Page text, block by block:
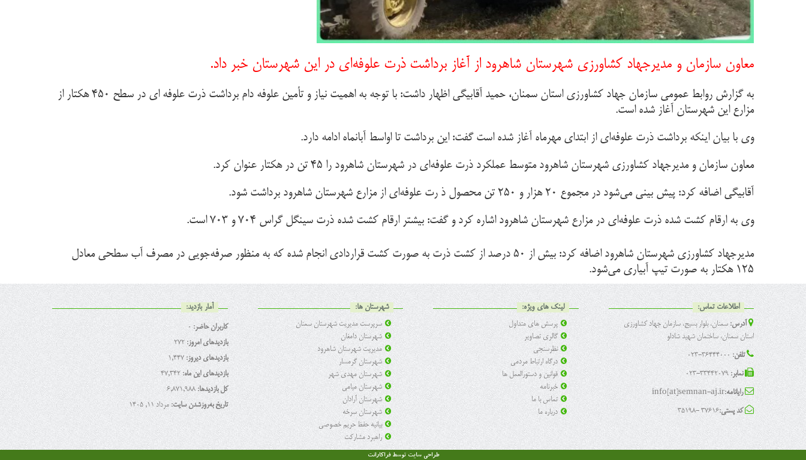
معاون سازمان و مدیرجهاد کشاورزی شهرستان شاهرود از آغاز برداشت ذرت علوفه‌ای در این شهرستان خبر داد.
به گزارش روابط عمومی سازمان جهاد کشاورزی استان سمنان، حمید آقابیگی اظهار داشت: با توجه به اهمیت نیاز و تأمین علوفه دام برداشت ذرت علوفه ای در سطح ۴۵۰ هکتار از
مزارع این شهرستان آغاز شده است.
وی با بیان اینکه برداشت ذرت علوفه‌ای از ابتدای مهرماه آغاز شده است گفت: این برداشت تا اواسط آبانماه ادامه دارد.
معاون سازمان و مدیرجهاد کشاورزی شهرستان شاهرود متوسط عملکرد ذرت علوفه‌ای در شهرستان شاهرود را ۴۵ تن در هکتار عنوان کرد.
آقابیگی اضافه کرد: پیش بینی می‌شود در مجموع ۲۰ هزار و ۲۵۰ تن محصول ذ رت علوفه‌ای از مزارع شهرستان شاهرود برداشت شود.
وی به ارقام کشت شده ذرت علوفه‌ای در مزارع شهرستان شاهرود اشاره کرد و گفت: بیشتر ارقام کشت شده ذرت سینگل گراس ۷۰۴ و ۷۰۳ است.
مدیرجهاد کشاورزی شهرستان شاهرود اضافه کرد: بیش از ۵۰ درصد از کشت ذرت به صورت کشت قراردادی انجام شده که به منظور صرفه‌جویی در مصرف آب سطحی معادل
۱۲۵ هکتار به صورت تیپ آبیاری می‌شود.
اطلاعات تماس:
آدرس:سمنان، بلوار بسیج، سازمان جهاد کشاورزی
استان سمنان، ساختمان شهید شادلو
تلفن: 36444000-023
نمابر: 33442079-023
رایانامه:info[at]semnan-aj.ir
کد پستی:37616 -35198
آمار بازدید:
کاربران حاضر: 0
بازدیدهای امروز:272
بازدیدهای دیروز:1,447
بازدیدهای این ماه:47,342
کل بازدیدها:6,871,988
تاریخ به‌روزشدن سایت:مرداد ۱۱, ۱۴۰۵
شهرستان ها:
سرپرست مدیریت شهرستان سمنان
شهرستان دامغان
مدیریت شهرستان شاهرود
شهرستان گرمسار
شهرستان مهدی شهر
شهرستان میامی
شهرستان آرادان
شهرستان سرخه
بیانیه حفظ حریم خصوصی
راهبرد مشارکت
لینک های ویژه:
پرسش های متداول
گالری تصاویر
نظرسنجی
درگاه ارتباط مردمی
قوانین و دستورالعمل ها
خبرنامه
تماس با ما
درباره ما
طراحی سایت توسط فراکارانت